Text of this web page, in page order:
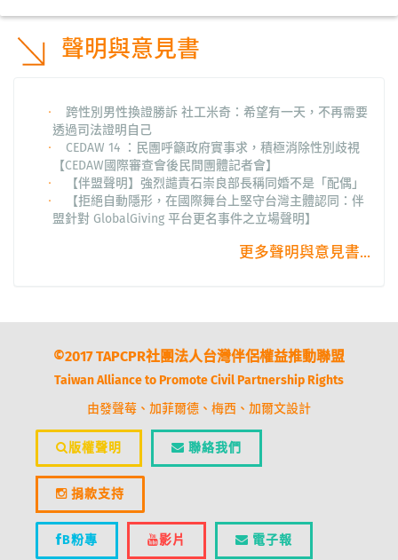
聲明與意見書
跨性別男性換證勝訴 社工米奇：希望有一天，不再需要
透過司法證明自己
CEDAW 14 ：民團呼籲政府實事求，積極消除性別歧視
【CEDAW國際審查會後民間團體記者會】
【伴盟聲明】強烈譴責石崇良部長稱同婚不是「配偶」
【拒絕自動隱形，在國際舞台上堅守台灣主體認同：伴
盟針對 GlobalGiving 平台更名事件之立場聲明】
更多聲明與意見書...
©2017 TAPCPR社團法人台灣伴侶權益推動聯盟
Taiwan Alliance to Promote Civil Partnership Rights
由發聲莓、加菲爾德、梅西、加爾文設計
版權聲明 聯絡我們
捐款支持
B粉專 影片 電子報